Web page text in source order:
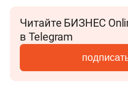
Читайте БИЗНЕС
в Telegram